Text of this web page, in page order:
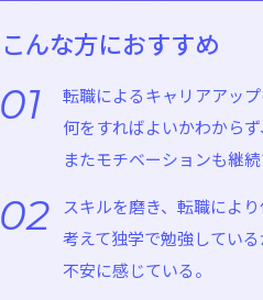
こんな方におすすめ
01
転職によるキャリアアップ
何をすればよいかわからず
またモチベーションも継
02
スキルを磨き、転職によ
考えて独学で勉強してい
不安に感じている。